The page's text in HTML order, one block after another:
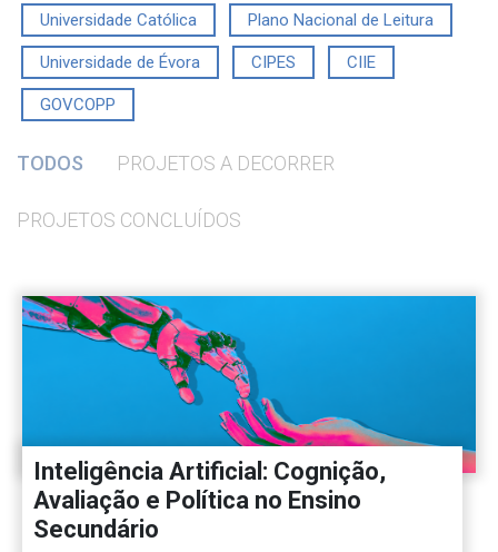
Universidade Católica Plano Nacional de Leitura
Universidade de Évora CIPES CIIE
GOVCOPP
TODOS PROJETOS A DECORRER
PROJETOS CONCLUÍDOS
Inteligência Artificial: Cognição,
Avaliação e Política no Ensino
Secundário